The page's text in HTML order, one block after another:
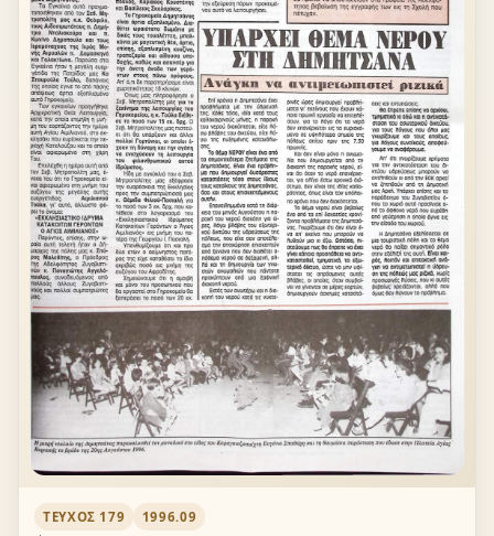
ΤΕΎΧΟΣ 179 1996.09